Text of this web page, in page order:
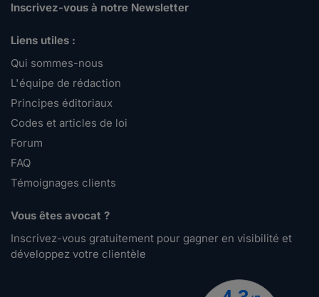
Inscrivez-vous à notre Newsletter
Liens utiles :
Qui sommes-nous
L'équipe de rédaction
Principes éditoriaux
Codes et articles de loi
Forum
FAQ
Témoignages clients
Vous êtes avocat ?
Inscrivez-vous gratuitement pour gagner en visibilité et
développez votre clientèle